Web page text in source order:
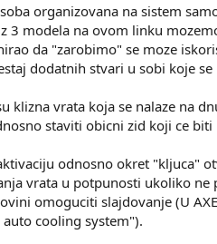
organizovana na sistem
3 modela na ovom linku
da "zarobimo" se moze
dodatnih stvari u sobi koje se
vrata koja se nalaze na
staviti obicni zid koji ce
odnosno okret "kljuca"
vrata u potpunosti ukoliko
omoguciti slajdovanje (U
cooling system").